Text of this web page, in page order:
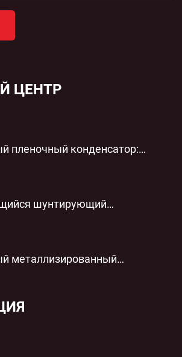
ЦЕНТР
пленочный конденсатор:
шунтирующий
энергосистем
металлизированный
переменного тока с